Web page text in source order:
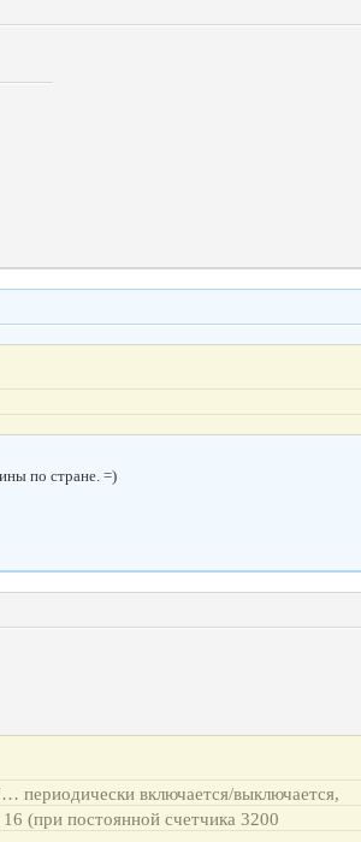
по стране. =)
периодически включается/выключается,
(при постоянной счетчика 3200